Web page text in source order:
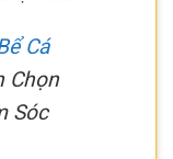
Cá
Chọn
Sóc